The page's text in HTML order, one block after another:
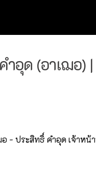
อุด (อาเฌอ)
- ประสิทธิ์ คำอุด เจ้าห